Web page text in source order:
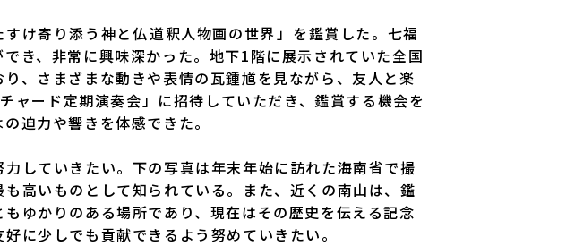
寄り添う神と仏――道釈人物画の世界――」を鑑賞した。七福
き、非常に興味深かった。地下1階に展示されていた全国
、さまざまな動きや表情の瓦鍾馗を見ながら、友人と楽
ード定期演奏会」に招待していただき、鑑賞する機会を
迫力や響きを体感できた。
していきたい。下の写真は年末年始に訪れた海南省で撮
高いものとして知られている。また、近くの南山は、鑑
ゆかりのある場所であり、現在はその歴史を伝える記念
に少しでも貢献できるよう努めていきたい。